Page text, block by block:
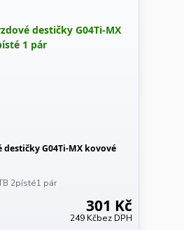
destičky G04Ti-MX kovové
2písté1 pár
301 Kč
249 Kčbez DPH